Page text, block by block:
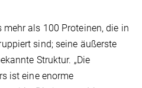
als 100 Proteinen, die in
sind; seine äußerste
Struktur. „Die
ist eine enorme